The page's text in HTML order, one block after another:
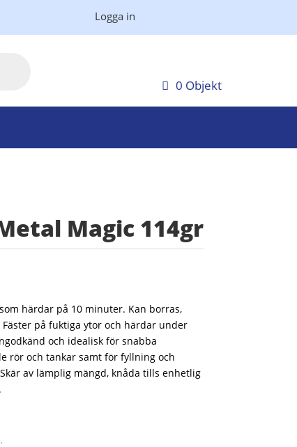
Logga in
0 Objekt
Magic 114gr
härdar på 10 minuter. Kan borras,
Fäster på fuktiga ytor och härdar under
och idealisk för snabba
rör och tankar samt för fyllning och
av lämplig mängd, knåda tills enhetlig